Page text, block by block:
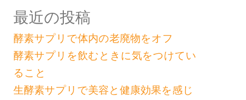
最近の投稿
酵素サプリで体内の老廃物をオフ
酵素サプリを飲むときに気をつけてい
ること
生酵素サプリで美容と健康効果を感じ